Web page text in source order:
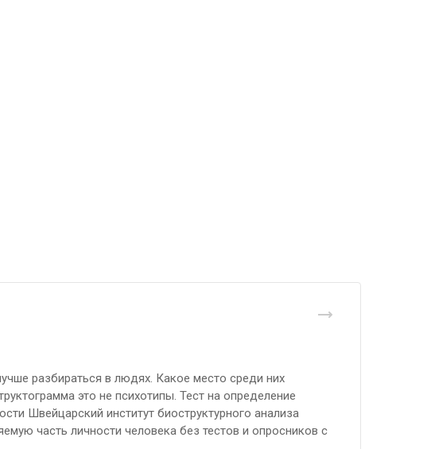
разбираться в людях. Какое место среди них
это не психотипы. Тест на определение
Швейцарский институт биоструктурного анализа
часть личности человека без тестов и опросников с